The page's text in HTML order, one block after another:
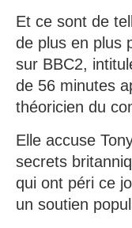
Et ce sont de
de plus en plus
sur BBC2,
de 56 minutes
théoricien du
Elle accuse
secrets
qui ont péri ce
un soutien